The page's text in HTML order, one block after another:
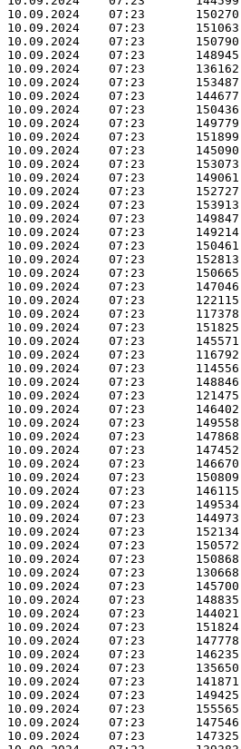
10.09.2024    07:23       150270
10.09.2024    07:23       151063
10.09.2024    07:23       150790
10.09.2024    07:23       148945
10.09.2024    07:23       136162
10.09.2024    07:23       153487
10.09.2024    07:23       144677
10.09.2024    07:23       150436
10.09.2024    07:23       149779
10.09.2024    07:23       151899
10.09.2024    07:23       145090
10.09.2024    07:23       153073
10.09.2024    07:23       149061
10.09.2024    07:23       152727
10.09.2024    07:23       153913
10.09.2024    07:23       149847
10.09.2024    07:23       149214
10.09.2024    07:23       150461
10.09.2024    07:23       152813
10.09.2024    07:23       150665
10.09.2024    07:23       147046
10.09.2024    07:23       122115
10.09.2024    07:23       117378
10.09.2024    07:23       151825
10.09.2024    07:23       145571
10.09.2024    07:23       116792
10.09.2024    07:23       114556
10.09.2024    07:23       148846
10.09.2024    07:23       121475
10.09.2024    07:23       146402
10.09.2024    07:23       149558
10.09.2024    07:23       147868
10.09.2024    07:23       147452
10.09.2024    07:23       146670
10.09.2024    07:23       150809
10.09.2024    07:23       146115
10.09.2024    07:23       149534
10.09.2024    07:23       144973
10.09.2024    07:23       152134
10.09.2024    07:23       150572
10.09.2024    07:23       150868
10.09.2024    07:23       130668
10.09.2024    07:23       145700
10.09.2024    07:23       148835
10.09.2024    07:23       144021
10.09.2024    07:23       151824
10.09.2024    07:23       147778
10.09.2024    07:23       146235
10.09.2024    07:23       135650
10.09.2024    07:23       141871
10.09.2024    07:23       149425
10.09.2024    07:23       155565
10.09.2024    07:23       147546
10.09.2024    07:23       147325